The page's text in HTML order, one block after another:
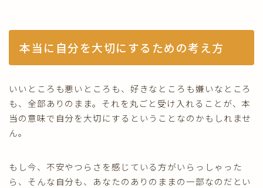
本当に自分を大切にするための考え方
いいところも悪いところも、好きなところも嫌いなところ
も、全部ありのまま。それを丸ごと受け入れることが、本
当の意味で自分を大切にするということなのかもしれませ
ん。
もし今、不安やつらさを感じている方がいらっしゃった
ら、そんな自分も、あなたのありのままの一部なのだとい